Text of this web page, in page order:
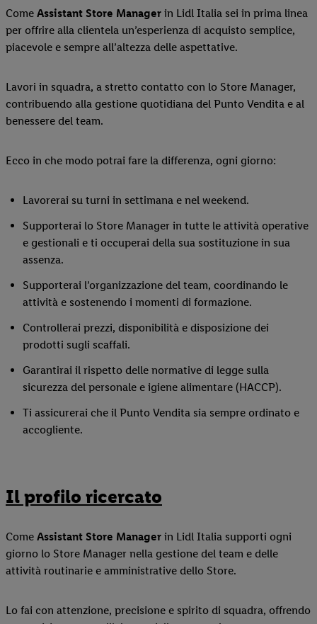
Come Assistant Store Manager in Lidl Italia sei in prima linea
per offrire alla clientela un’esperienza di acquisto semplice,
piacevole e sempre all’altezza delle aspettative.
Lavori in squadra, a stretto contatto con lo Store Manager,
contribuendo alla gestione quotidiana del Punto Vendita e al
benessere del team.
Ecco in che modo potrai fare la differenza, ogni giorno:
Lavorerai su turni in settimana e nel weekend.
Supporterai lo Store Manager in tutte le attività operative
e gestionali e ti occuperai della sua sostituzione in sua
assenza.
Supporterai l’organizzazione del team, coordinando le
attività e sostenendo i momenti di formazione.
Controllerai prezzi, disponibilità e disposizione dei
prodotti sugli scaffali.
Garantirai il rispetto delle normative di legge sulla
sicurezza del personale e igiene alimentare (HACCP).
Ti assicurerai che il Punto Vendita sia sempre ordinato e
accogliente.
Il profilo ricercato
Come Assistant Store Manager in Lidl Italia supporti ogni
giorno lo Store Manager nella gestione del team e delle
attività routinarie e amministrative dello Store.
Lo fai con attenzione, precisione e spirito di squadra, offrendo